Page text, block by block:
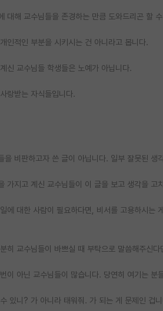
대해 교수님들을 존경하는 만큼 도와드리곤 할
인적인 부분을 시키시는 건 아니라고 봅니다.
신 교수님들 학생들은 노예가 아닙니다.
랑받는 자식들입니다.
을 비판하고자 쓴 글이 아닙니다. 일부 잘못된 생
가지고 계신 교수님들이 이 글을 보고 생각을 고
에 대한 사람이 필요하다면, 비서를 고용하시는
히 교수님들이 바쁘실 때 부탁으로 말씀해주신
이 아닌 교수님들이 많습니다. 당연히 여기는 분
있니? 가 아니라 태워줘. 가 되는 게 문제인 겁